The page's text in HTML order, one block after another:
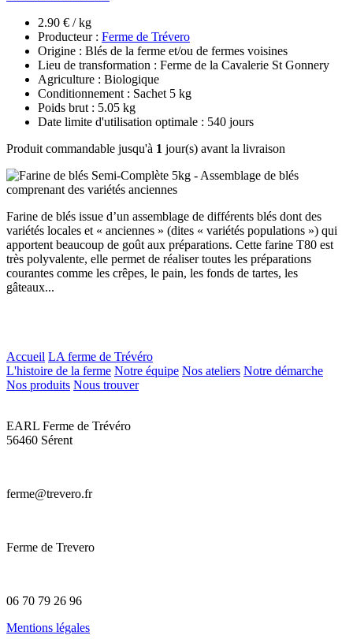
2.90 € / kg
Producteur : Ferme de Trévero
Origine : Blés de la ferme et/ou de fermes voisines
Lieu de transformation : Ferme de la Cavalerie St Gonnery
Agriculture : Biologique
Conditionnement : Sachet 5 kg
Poids brut : 5.05 kg
Date limite d'utilisation optimale : 540 jours
Produit commandable jusqu'à 1 jour(s) avant la livraison
Farine de blés issue d’un assemblage de différents blés dont des
variétés locales et « anciennes » (dites « variétés populations ») qui
apportent beaucoup de goût aux préparations. Cette farine T80 est
très polyvalente, elle permet de réaliser toutes les préparations
courantes comme les crêpes, le pain, les fonds de tartes, les
gâteaux...
Accueil LA ferme de Trévéro
L'histoire de la ferme Notre équipe Nos ateliers Notre démarche
Nos produits Nous trouver
EARL Ferme de Trévéro
56460 Sérent
ferme@trevero.fr
Ferme de Trevero
06 70 79 26 96
Mentions légales